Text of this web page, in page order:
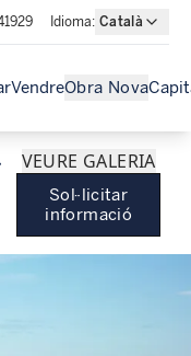
Idioma: Català
VendreObra Nova
VEURE GALERIA
Sol·licitar
informació